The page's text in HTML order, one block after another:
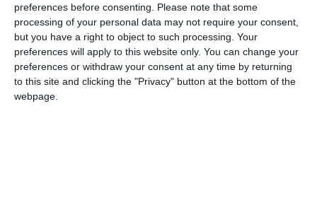
preferences before consenting.
Please note that some
processing of your personal data may not require your consent,
but you have a right to object to such processing. Your
preferences will apply to this website only. You can change your
preferences or withdraw your consent at any time by returning
to this site and clicking the "Privacy" button at the bottom of the
webpage.